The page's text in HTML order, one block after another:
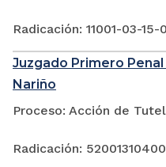
Radicación: 11001-03-
Juzgado Primero
Nariño
Proceso: Acción de
Radicación: